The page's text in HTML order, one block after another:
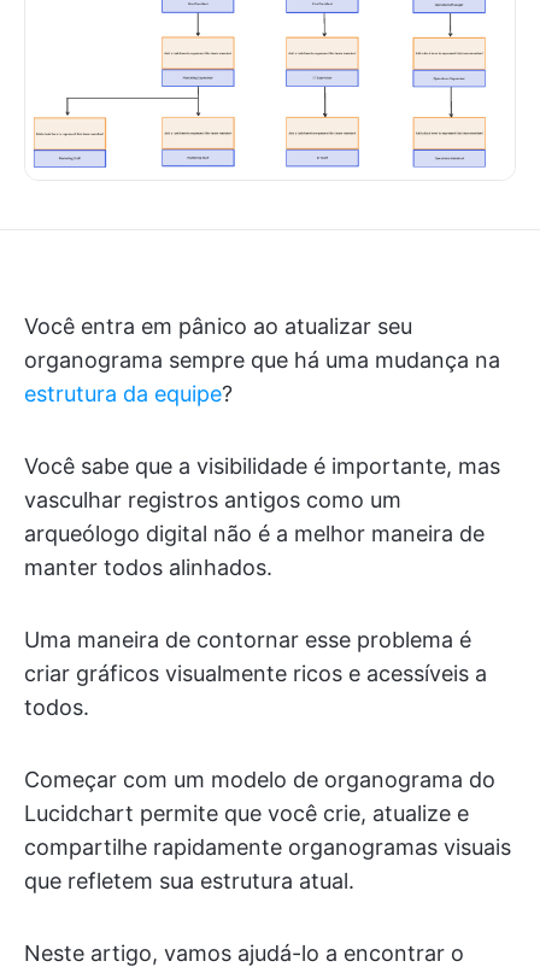
Você entra em pânico ao atualizar seu
organograma sempre que há uma mudança na
estrutura da equipe?
Você sabe que a visibilidade é importante, mas
vasculhar registros antigos como um
arqueólogo digital não é a melhor maneira de
manter todos alinhados.
Uma maneira de contornar esse problema é
criar gráficos visualmente ricos e acessíveis a
todos.
Começar com um modelo de organograma do
Lucidchart permite que você crie, atualize e
compartilhe rapidamente organogramas visuais
que refletem sua estrutura atual.
Neste artigo, vamos ajudá-lo a encontrar o